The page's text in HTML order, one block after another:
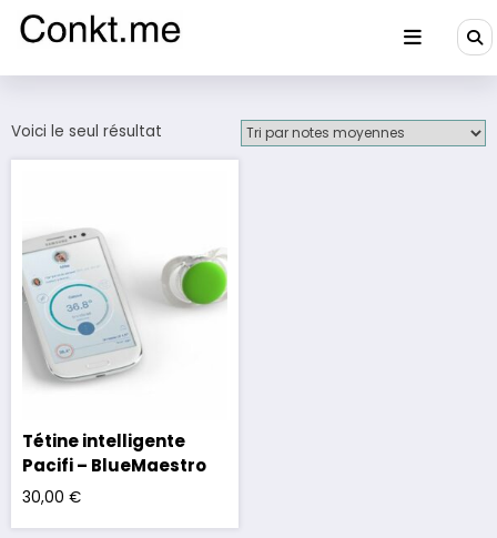
Conkt.me
Voici le seul résultat
Tétine intelligente
Pacifi – BlueMaestro
30,00 €